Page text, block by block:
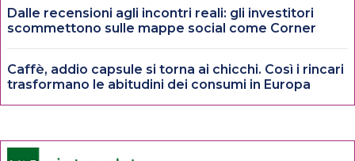
Dalle recensioni agli incontri reali: gli investitori
scommettono sulle mappe social come Corner
Caffè, addio capsule si torna ai chicchi. Così i rincari
trasformano le abitudini dei consumi in Europa